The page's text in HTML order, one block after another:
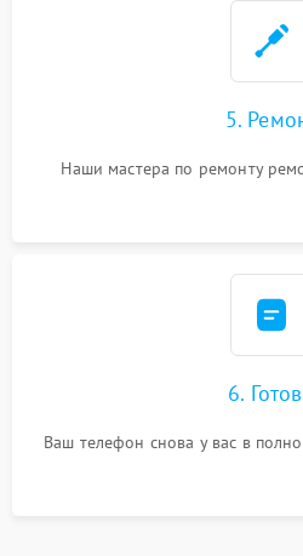
5.
Наши мастера по ремонту
6.
Ваш телефон снова у вас в